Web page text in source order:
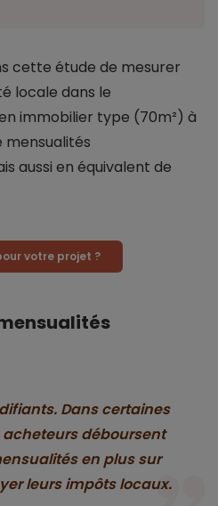
cette étude de mesurer
locale dans le
immobilier type (70m²) à
mensualités
aussi en équivalent de
votre projet ?
Dans certaines
acheteurs déboursent
en plus sur
leurs impôts locaux.